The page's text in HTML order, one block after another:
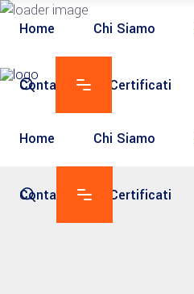
Home Chi Siamo
Contatti Certificati
Home Chi Siamo
Contatti Certificati